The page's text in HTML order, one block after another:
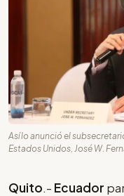
Así lo anunció el
Estados Unidos, José W.
Quito.- Ecuador